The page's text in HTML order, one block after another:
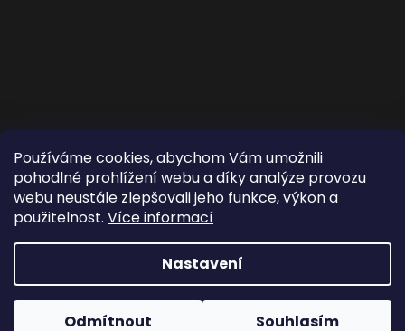
Používáme cookies, abychom Vám umožnili
pohodlné prohlížení webu a díky analýze provozu
webu neustále zlepšovali jeho funkce, výkon a
použitelnost. Více informací
Nastavení
Odmítnout Souhlasím
Copyright 2026Ze stromu - Zlato z přírody celé